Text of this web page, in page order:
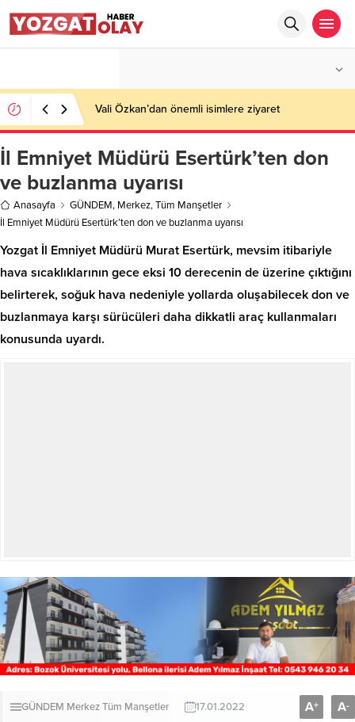
Vali Özkan’dan önemli isimlere ziyaret
İl Emniyet Müdürü Esertürk’ten don
ve buzlanma uyarısı
Anasayfa GÜNDEM, Merkez,Tüm Manşetler
İl Emniyet Müdürü Esertürk’ten don ve buzlanma uyarısı
Yozgat İl Emniyet Müdürü Murat Esertürk, mevsim itibariyle
hava sıcaklıklarının gece eksi 10 derecenin de üzerine çıktığını
belirterek, soğuk hava nedeniyle yollarda oluşabilecek don ve
buzlanmaya karşı sürücüleri daha dikkatli araç kullanmaları
konusunda uyardı.
GÜNDEM MerkezTüm Manşetler 17.01.2022 A+ A-